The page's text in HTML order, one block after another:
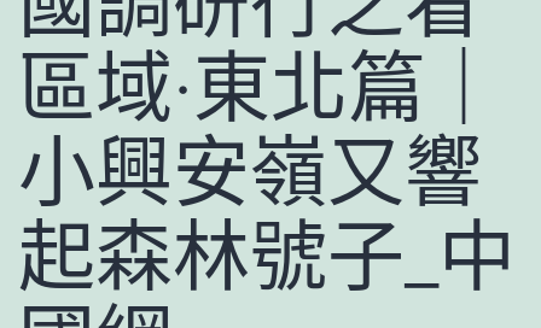
區域·東北篇｜
小興安嶺又響
起森林號子_中